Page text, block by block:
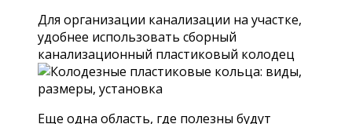
Для организации канализации на участке,
удобнее использовать сборный
канализационный пластиковый колодец
Еще одна область, где полезны будут